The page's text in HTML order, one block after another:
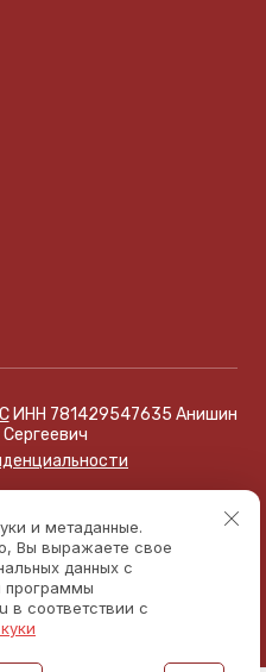
ИНН 781429547635 Анишин
и метаданные.
Вы выражаете свое
данных с
программы
в соответствии с